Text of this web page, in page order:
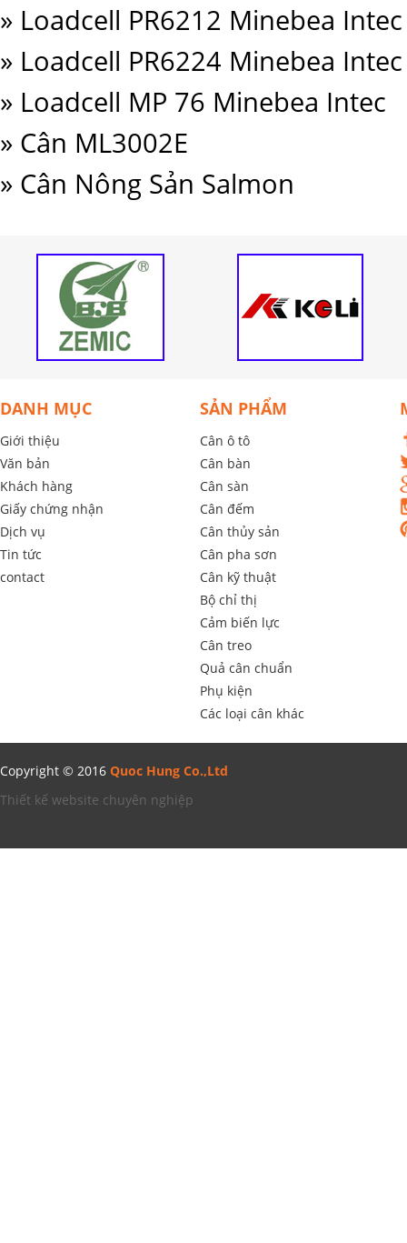
» Loadcell PR6212 Minebea Intec
» Loadcell PR6224 Minebea Intec
» Loadcell MP 76 Minebea Intec
» Cân ML3002E
» Cân Nông Sản Salmon
DANH MỤC
Giới thiệu
Văn bản
Khách hàng
Giấy chứng nhận
Dịch vụ
Tin tức
contact
SẢN PHẨM
Cân ô tô
Cân bàn
Cân sàn
Cân đếm
Cân thủy sản
Cân pha sơn
Cân kỹ thuật
Bộ chỉ thị
Cảm biến lực
Cân treo
Quả cân chuẩn
Phụ kiện
Các loại cân khác
Copyright © 2016 Quoc Hung Co.,Ltd
Thiết kế website chuyên nghiệp